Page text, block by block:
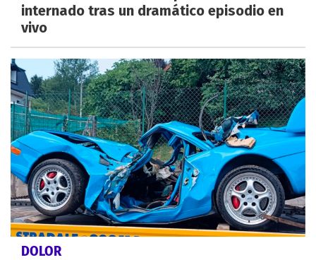
internado tras un dramático episodio en
vivo
DOLOR